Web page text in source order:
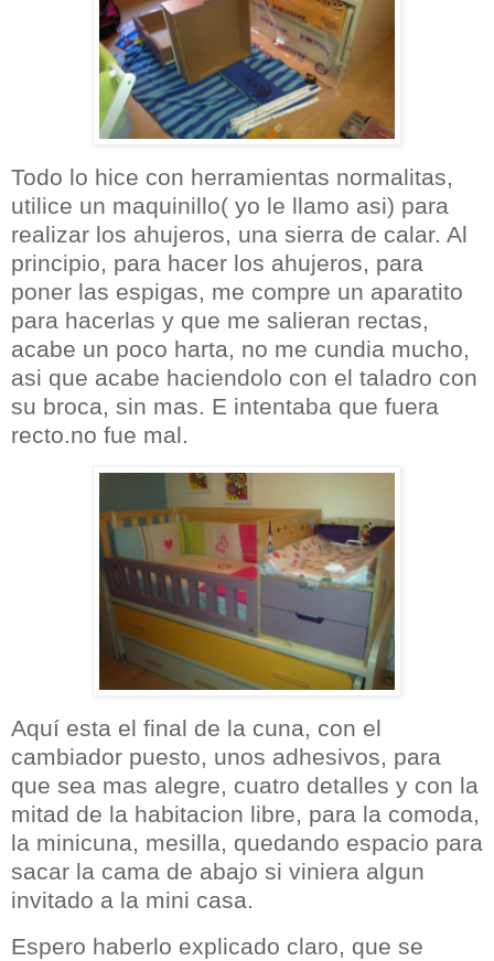
Todo lo hice con herramientas normalitas,
utilice un maquinillo( yo le llamo asi) para
realizar los ahujeros, una sierra de calar. Al
principio, para hacer los ahujeros, para
poner las espigas, me compre un aparatito
para hacerlas y que me salieran rectas,
acabe un poco harta, no me cundia mucho,
asi que acabe haciendolo con el taladro con
su broca, sin mas. E intentaba que fuera
recto.no fue mal.
Aquí esta el final de la cuna, con el
cambiador puesto, unos adhesivos, para
que sea mas alegre, cuatro detalles y con la
mitad de la habitacion libre, para la comoda,
la minicuna, mesilla, quedando espacio para
sacar la cama de abajo si viniera algun
invitado a la mini casa.
Espero haberlo explicado claro, que se